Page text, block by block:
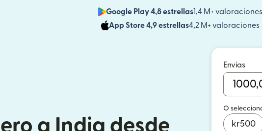
Google Play 4,8 estrellas1,4 M+ valoraciones
App Store 4,9 estrellas4,2 M+ valoraciones
a India desde
Envías
O
kr500